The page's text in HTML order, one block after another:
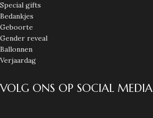
Special gifts
Bedankjes
Geboorte
Gender reveal
Ballonnen
Verjaardag
VOLG ONS OP SOCIAL MEDIA